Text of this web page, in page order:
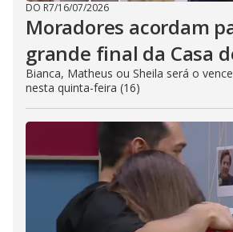
DO R7/16/07/2026
Moradores acordam
grande final da Casa
Bianca, Matheus ou Sheila será o
nesta quinta-feira (16)